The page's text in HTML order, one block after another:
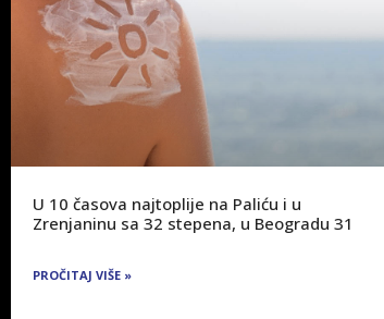
U 10 časova najtoplije na Paliću i u
Zrenjaninu sa 32 stepena, u Beogradu 31
PROČITAJ VIŠE »